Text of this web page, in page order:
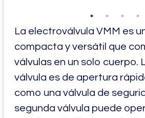
La electroválvula VMM es
compacta y versátil que
válvulas en un solo cuerpo.
válvula es de apertura
como una válvula de
segunda válvula puede